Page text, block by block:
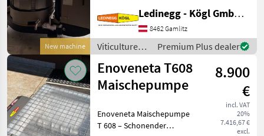
New machine
für hochwertige
Weinverarbeitung
Beschreibung: Die
Scharfenberger Europress
EV 12 ist eine h
Ledinegg - Kögl GmbH - Obst- und Weinbautechnik
8462 Gamlitz
Viticulture
equipment /
Scharfenberger
Premium Plus dealer
Enoveneta T608
Maischepumpe
8.900
€
incl. VAT
20%
7.416,67 €
excl.
Enoveneta Maischepumpe
T 608 – Schonender